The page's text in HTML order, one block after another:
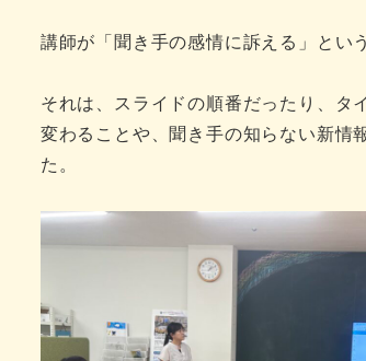
講師が「聞き手の感情に訴える」とい
それは、スライドの順番だったり、タ
変わることや、聞き手の知らない新情
た。